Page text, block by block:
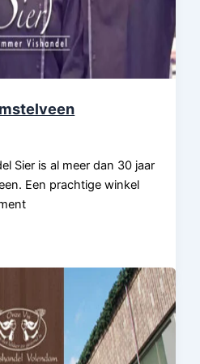
Sier is al meer dan 30 jaar
Een prachtige winkel